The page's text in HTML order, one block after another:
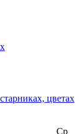
цветах
Ср